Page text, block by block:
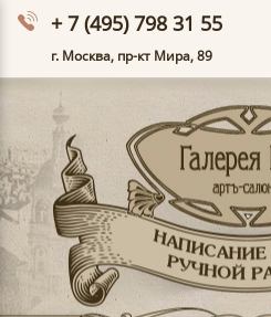
+ 7 (495) 798 31 55
г. Москва, пр-кт Мира, 89